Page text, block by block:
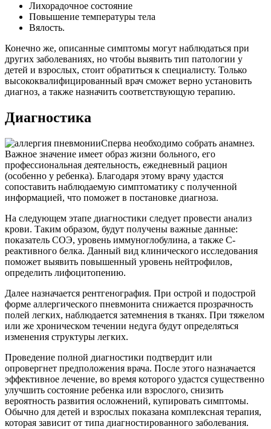
Лихорадочное состояние
Повышение температуры тела
Вялость.
Конечно же, описанные симптомы могут наблюдаться при
других заболеваниях, но чтобы выявить тип патологии у
детей и взрослых, стоит обратиться к специалисту. Только
высококвалифицированный врач сможет верно установить
диагноз, а также назначить соответствующую терапию.
Диагностика
Сперва необходимо собрать анамнез.
Важное значение имеет образ жизни больного, его
профессиональная деятельность, ежедневный рацион
(особенно у ребенка). Благодаря этому врачу удастся
сопоставить наблюдаемую симптоматику с полученной
информацией, что поможет в постановке диагноза.
На следующем этапе диагностики следует провести анализ
крови. Таким образом, будут получены важные данные:
показатель СОЭ, уровень иммуноглобулина, а также С-
реактивного белка. Данный вид клинического исследования
поможет выявить повышенный уровень нейтрофилов,
определить лифоцитопению.
Далее назначается рентгенография. При острой и подострой
форме аллергического пневмонита снижается прозрачность
полей легких, наблюдается затемнения в тканях. При тяжелом
или же хроническом течении недуга будут определяться
изменения структуры легких.
Проведение полной диагностики подтвердит или
опровергнет предположения врача. После этого назначается
эффективное лечение, во время которого удастся существенно
улучшить состояние ребенка или взрослого, снизить
вероятность развития осложнений, купировать симптомы.
Обычно для детей и взрослых показана комплексная терапия,
которая зависит от типа диагностированного заболевания.